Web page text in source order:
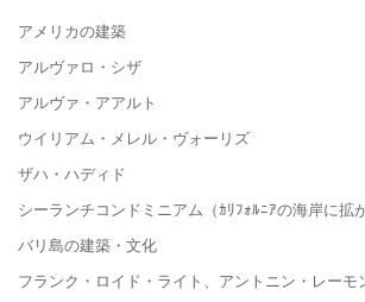
アメリカの建築
アルヴァロ・シザ
アルヴァ・アアルト
ウイリアム・メレル・ヴォーリズ
ザハ・ハディド
シーランチコンドミニアム（ｶﾘﾌｫﾙﾆｱの海岸に拡
バリ島の建築・文化
フランク・ロイド・ライト、アントニン・レーモ